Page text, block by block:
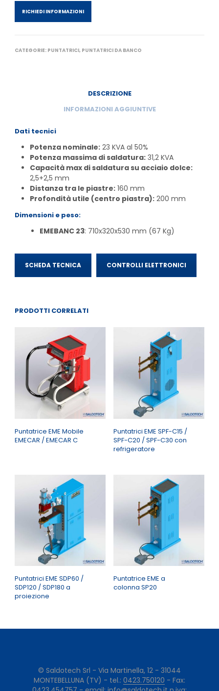
RICHIEDI INFORMAZIONI
CATEGORIE: PUNTATRICI, PUNTATRICI DA BANCO
DESCRIZIONE
INFORMAZIONI AGGIUNTIVE
Dati tecnici
Potenza nominale:23 KVA al 50%
Potenza massima di saldatura:31,2 KVA
Capacità max di saldatura su acciaio dolce:
2,5+2,5 mm
Distanza tra le piastre:160 mm
Profondità utile (centro piastra):200 mm
Dimensioni e peso:
EMEBANC 23: 710x320x530 mm (67 Kg)
SCHEDA TECNICA CONTROLLI ELETTRONICI
PRODOTTI CORRELATI
Puntatrice EME Mobile
EMECAR / EMECAR C
Puntatrici EME SPF-C15 /
SPF-C20 / SPF-C30 con
refrigeratore
Puntatrici EME SDP60 /
SDP120 / SDP180 a
proiezione
Puntatrice EME a
colonna SP20
© Saldotech Srl - Via Martinella, 12 - 31044
MONTEBELLUNA (TV) - tel.: 0423.750120 - Fax: